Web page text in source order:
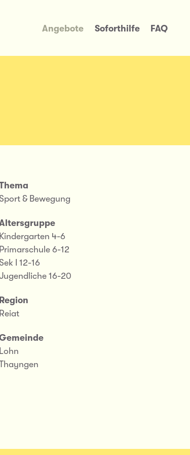
Angebote Soforthilfe FAQ
& Bewegung
Kindergarten 4-6
Primarschule 6-12
I 12-16
16-20
Region
Reiat
Lohn